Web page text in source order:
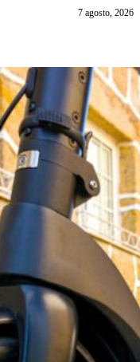
7 agosto, 2026